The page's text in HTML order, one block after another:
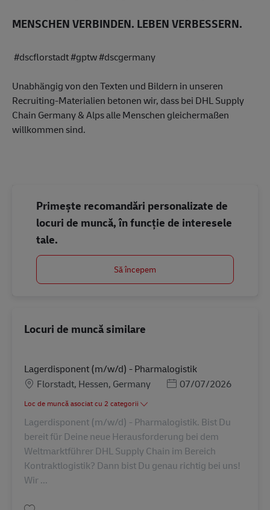
MENSCHEN VERBINDEN. LEBEN VERBESSERN.
#dscflorstadt #gptw #dscgermany
Unabhängig von den Texten und Bildern in unseren
Recruiting-Materialien betonen wir, dass bei DHL Supply
Chain Germany & Alps alle Menschen gleichermaßen
willkommen sind.
Primește recomandări personalizate de
locuri de muncă, în funcție de interesele
tale.
Să începem
Locuri de muncă similare
Lagerdisponent (m/w/d) - Pharmalogistik
Locație
Florstadt, Hessen, Germany Posted Date
07/07/2026
Loc de muncă asociat cu 2 categorii
Lagerdisponent (m/w/d) - Pharmalogistik. Bist Du
bereit für Deine neue Herausforderung bei dem
Weltmarktführer DHL Supply Chain im Bereich
Kontraktlogistik? Dann bist Du genau richtig bei uns!
Wir ...